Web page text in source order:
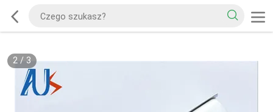
2/ 3